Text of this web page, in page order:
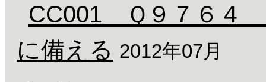
CC001 Ｑ９７６
に備える 2012年07月